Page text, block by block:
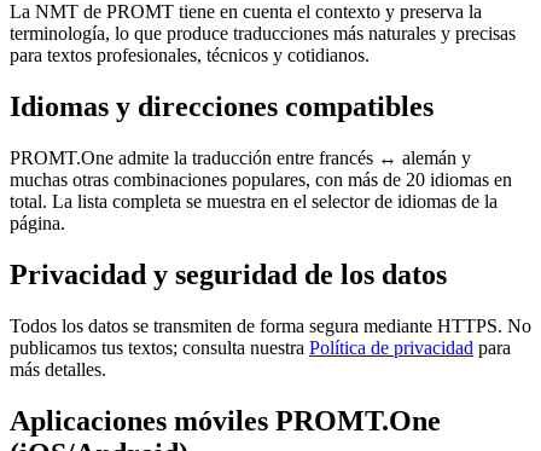
La NMT de PROMT tiene en cuenta el contexto y preserva la
terminología, lo que produce traducciones más naturales y precisas
para textos profesionales, técnicos y cotidianos.
Idiomas y direcciones compatibles
PROMT.One admite la traducción entre francés ↔ alemán y
muchas otras combinaciones populares, con más de 20 idiomas en
total. La lista completa se muestra en el selector de idiomas de la
página.
Privacidad y seguridad de los datos
Todos los datos se transmiten de forma segura mediante HTTPS. No
publicamos tus textos; consulta nuestra Política de privacidad para
más detalles.
Aplicaciones móviles PROMT.One